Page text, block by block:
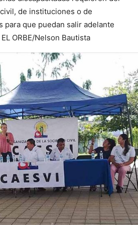
de instituciones o de
para que puedan salir adelante
ORBE/Nelson Bautista